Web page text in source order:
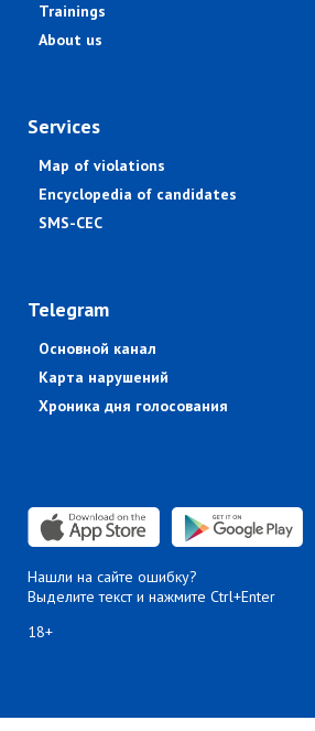
Trainings
About us
Services
Map of violations
Encyclopedia of candidates
SMS-CEC
Telegram
Основной канал
Карта нарушений
Хроника дня голосования
Нашли на сайте ошибку?
Выделите текст и нажмите Ctrl+Enter
18+